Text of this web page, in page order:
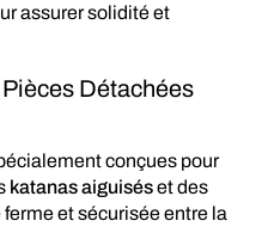
assurer solidité et
Détachées
conçues pour
katanas aiguiséset des
et sécurisée entre la